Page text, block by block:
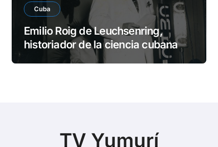
Cuba
Emilio Roig de Leuchsenring,
historiador de la ciencia cubana
TV Yumurí